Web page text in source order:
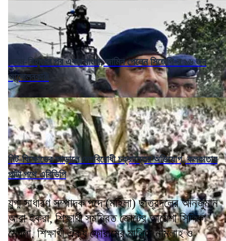
অসম-বিহারের পর এবার বাংলা, জামিন পেলেন সিজেপি-র ১৬ জন
আন্দোলনকারী
নিট-বিক্ষোভের আড়ালে দেশবিরোধী চক্রান্তের অভিযোগ, কলকাতায়
পাল্টা পথে এবিভিপি
যুগ্ম সাধারণ সম্পাদক পদে (মহিলা) ছাত্রদলের আনজুমান
আরা ইকরা, শিক্ষার্থী সমন্বিত জোটের আয়েশা সিদ্দিকা
মেঘলা, শিক্ষার্থী ঐক্য ফোরামের মালিহা নামলাহ ও